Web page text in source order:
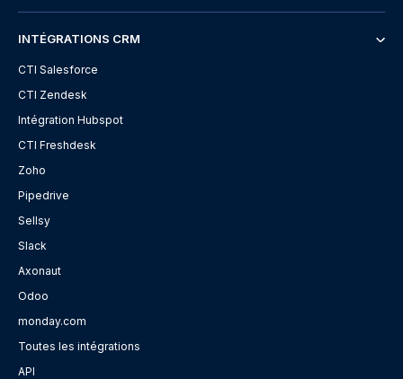
INTÉGRATIONS CRM
CTI Salesforce
CTI Zendesk
Intégration Hubspot
CTI Freshdesk
Zoho
Pipedrive
Sellsy
Slack
Axonaut
Odoo
monday.com
Toutes les intégrations
API